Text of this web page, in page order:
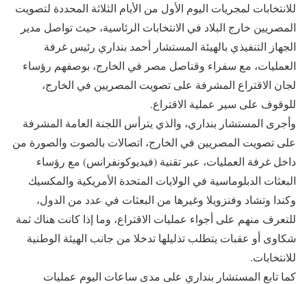
للانتخابات لمجريات اليوم الأول من الأيام الثلاثة المحددة لتصويت
المصريين خارج البلاد في الانتخابات الرئاسية، حيث تواصل مدير
الجهاز التنفيذي بالهيئة المستشار أحمد بنداري رئيس غرفة
العمليات، مع سفراء وقناصل مصر في الخارج، بوصفهم رؤساء
لجان الاقتراع المشرفة على تصويت المصريين في الخارج،
للوقوف على سير عملية الاقتراع.
وأجرى المستشار بنداري، والذي يترأس اللجنة العامة المشرفة
على تصويت المصريين في الخارج، اتصالات بالصوت والصورة من
داخل غرفة العمليات، عبر تقنية (فيديوكونفرانس) مع رؤساء
البعثات الدبلوماسية في الولايات المتحدة الأمريكية والمكسيك
وكندا وتشاد وفنزويلا وغيرها من البعثات في عدد من الدول،
للتعرف منهم على أجواء عمليات الاقتراع، وما إذا كانت هناك ثمة
شكاوى أو عقبات يتطلب تذليلها تدخلا من جانب الهيئة الوطنية
للانتخابات.
كما تابع المستشار بنداري على مدى ساعات اليوم عمليات